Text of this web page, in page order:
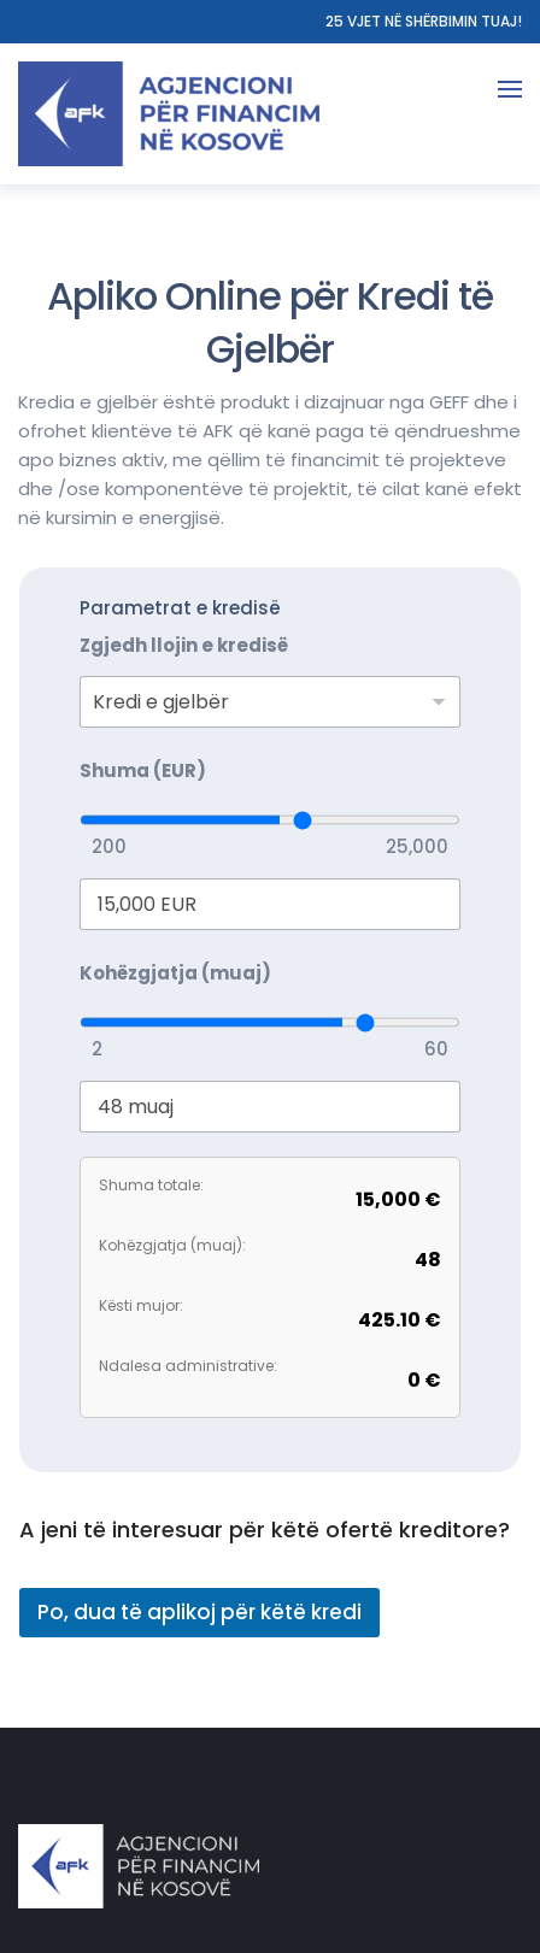
25 VJET NË SHËRBIMIN TUAJ!
Apliko Online për Kredi të
Gjelbër
Kredia e gjelbër është produkt i dizajnuar nga GEFF dhe i
ofrohet klientëve të AFK që kanë paga të qëndrueshme
apo biznes aktiv, me qëllim të financimit të projekteve
dhe /ose komponentëve të projektit, të cilat kanë efekt
në kursimin e energjisë.
Parametrat e kredisë
Zgjedh llojin e kredisë
Shuma (EUR)
200 25,000
Kohëzgjatja (muaj)
2 60
Shuma totale:
15,000 €
Kohëzgjatja (muaj):
48
Kësti mujor:
425.10 €
Ndalesa administrative:
0 €
m
o
e
A
s
A jeni të interesuar për këtë ofertë kreditore?
Po, dua të aplikoj për këtë kredi